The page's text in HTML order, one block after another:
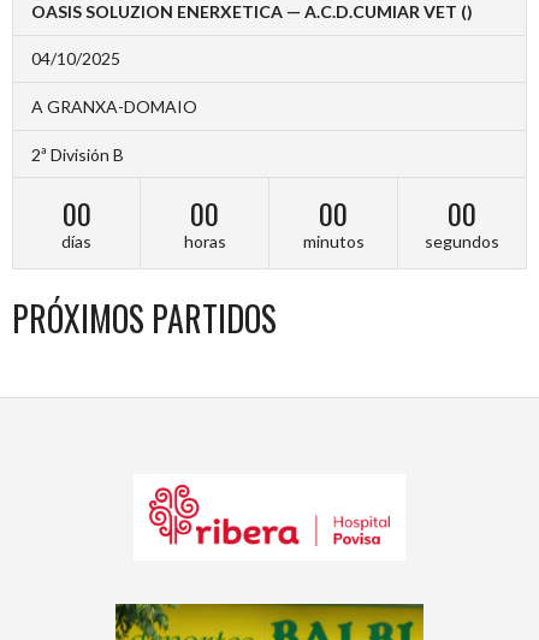
OASIS SOLUZION ENERXETICA — A.C.D.CUMIAR VET ()
04/10/2025
A GRANXA-DOMAIO
2ª División B
00
días
00
horas
00
minutos
00
segundos
PRÓXIMOS PARTIDOS